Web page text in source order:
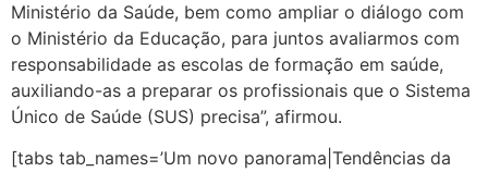
Ministério da Saúde, bem como ampliar o diálogo com
o Ministério da Educação, para juntos avaliarmos com
responsabilidade as escolas de formação em saúde,
auxiliando-as a preparar os profissionais que o Sistema
Único de Saúde (SUS) precisa”, afirmou.
[tabs tab_names=’Um novo panorama|Tendências da